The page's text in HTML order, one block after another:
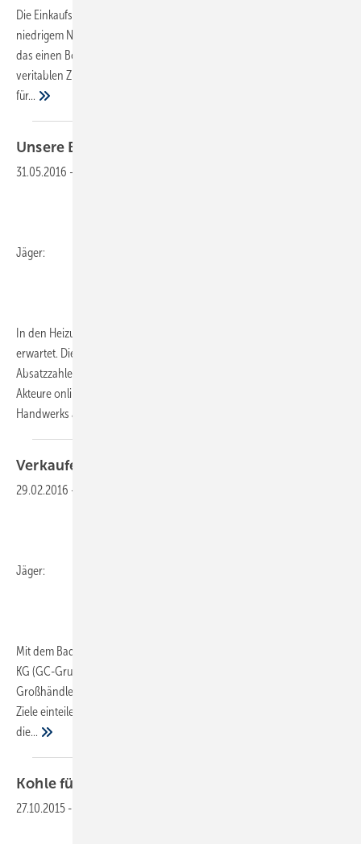
Die Einkaufspreise für Öl und Gas als Brennstoff verharren auf
niedrigem Niveau. Gerade dem Absatz von Ölbrennwert-Geräten hat
das einen Boom beschert, Gasgeräte verzeichnen ebenfalls einen
veritablen Zuwachs an Verkäufen. Die Kehrseite der Medaille: Anlagen
für...
Unsere Branche betritt
31.05.2016 -
Jäger:
In den Heizungsmarkt kommt reichlich Bewegung. Nur anders als
erwartet. Die Feststellung bezieht sich nämlich nicht auf steigende
Absatzzahlen. Über neue Vertriebsmodelle bauen verschiedene
Akteure online Alternativen zu den etablierten Geschäftspraktiken des
Handwerks auf...
Verkaufen oder verkaufen
29.02.2016 -
Jäger:
Mit dem Bad-Ausstellungskonzept Elements hat die Cordes & Graefe
KG (GC-Gruppe) eine öffentliche Präsenz eingenommen wie kein
Großhändler jemals zuvor. Die Absicht dahinter lässt sich grob in zwei
Ziele einteilen. Elements soll SHK-Fachunternehmer entlasten, indem
die...
Kohle für die
27.10.2015 -